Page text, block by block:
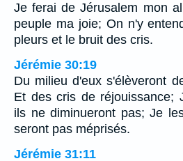
Je ferai de Jérusalem mon
peuple ma joie; On n'y
pleurs et le bruit des cris.
Jérémie 30:19
Du milieu d'eux s'élèveront
Et des cris de réjouissance;
ils ne diminueront pas; Je
seront pas méprisés.
Jérémie 31:11